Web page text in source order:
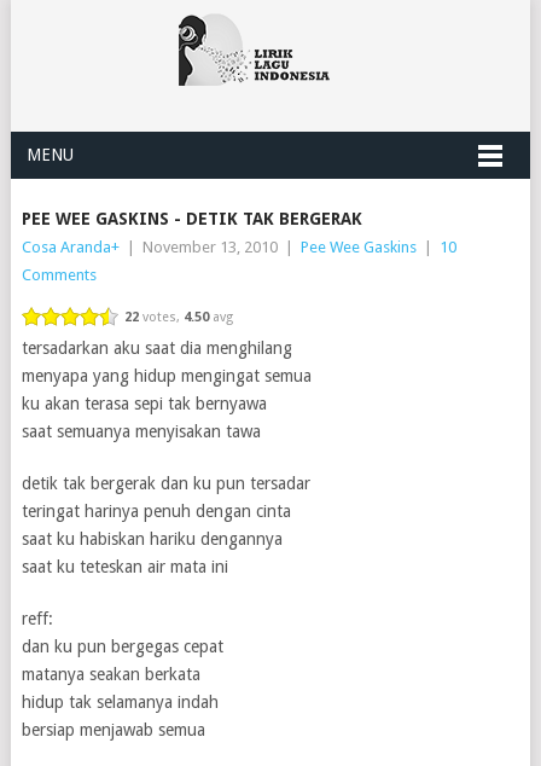
MENU
PEE WEE GASKINS - DETIK TAK BERGERAK
Cosa Aranda+ November 13, 2010 Pee Wee Gaskins
10
Comments
22votes, 4.50avg
tersadarkan aku saat dia menghilang
menyapa yang hidup mengingat semua
ku akan terasa sepi tak bernyawa
saat semuanya menyisakan tawa
detik tak bergerak dan ku pun tersadar
teringat harinya penuh dengan cinta
saat ku habiskan hariku dengannya
saat ku teteskan air mata ini
reff:
dan ku pun bergegas cepat
matanya seakan berkata
hidup tak selamanya indah
bersiap menjawab semua